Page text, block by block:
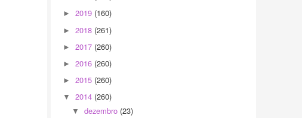
► 2019 (160)
► 2018 (261)
► 2017 (260)
► 2016 (260)
► 2015 (260)
▼ 2014 (260)
▼dezembro (23)